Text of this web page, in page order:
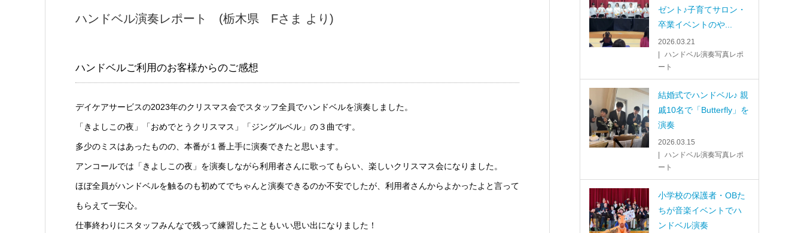
ハンドベル演奏レポート (栃木県 Fさま より)
ハンドベルご利用のお客様からのご感想
デイケアサービスの2023年のクリスマス会でスタッフ全員でハンドベルを演奏しました。
「きよしこの夜」「おめでとうクリスマス」「ジングルベル」の３曲です。
多少のミスはあったものの、本番が１番上手に演奏できたと思います。
アンコールでは「きよしこの夜」を演奏しながら利用者さんに歌ってもらい、楽しいクリスマス会になりました。
ほぼ全員がハンドベルを触るのも初めてでちゃんと演奏できるのか不安でしたが、利用者さんからよかったよと言って
もらえて一安心。
仕事終わりにスタッフみんなで残って練習したこともいい思い出になりました！
ゼント♪子育てサロン・
卒業イベントのや...
2026.03.21
ハンドベル演奏写真レポ
ート
結婚式でハンドベル♪ 親
戚10名で「Butterfly」を
演奏
2026.03.15
ハンドベル演奏写真レポ
ート
小学校の保護者・OBた
ちが音楽イベントでハ
ンドベル演奏